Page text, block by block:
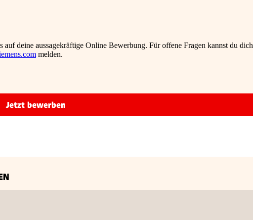
auf deine aussagekräftige Online Bewerbung. Für offene Fragen kannst du dich
melden.
Jetzt bewerben